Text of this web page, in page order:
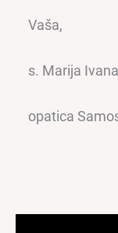
Vaša,
s. Marija
opatica